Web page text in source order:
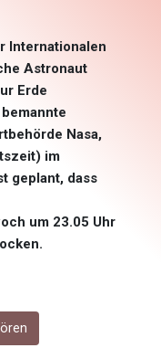
Internationalen
Astronaut
Erde
Nasa,
im
geplant, dass
um 23.05 Uhr